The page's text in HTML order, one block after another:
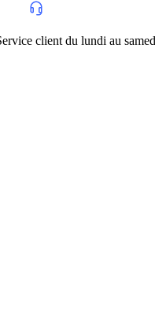
au samedi de 9h00 à 18h00